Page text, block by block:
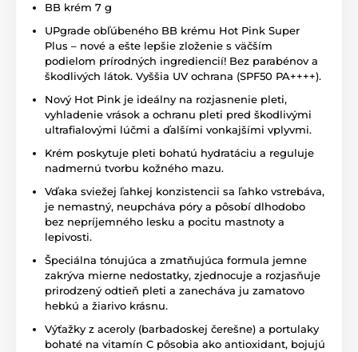
BB krém 7 g
UPgrade obľúbeného BB krému Hot Pink Super
Plus – nové a ešte lepšie zloženie s väčším
podielom prírodných ingrediencií! Bez parabénov a
škodlivých látok. Vyššia UV ochrana (SPF50 PA++++).
Nový Hot Pink je ideálny na rozjasnenie pleti,
vyhladenie vrások a ochranu pleti pred škodlivými
ultrafialovými lúčmi a ďalšími vonkajšími vplyvmi.
Krém poskytuje pleti bohatú hydratáciu a reguluje
nadmernú tvorbu kožného mazu.
Vďaka sviežej ľahkej konzistencii sa ľahko vstrebáva,
je nemastný, neupcháva póry a pôsobí dlhodobo
bez nepríjemného lesku a pocitu mastnoty a
lepivosti.
Špeciálna tónujúca a zmatňujúca formula jemne
zakrýva mierne nedostatky, zjednocuje a rozjasňuje
prirodzený odtieň pleti a zanecháva ju zamatovo
hebkú a žiarivo krásnu.
Výťažky z aceroly (barbadoskej čerešne) a portulaky
bohaté na vitamín C pôsobia ako antioxidant, bojujú